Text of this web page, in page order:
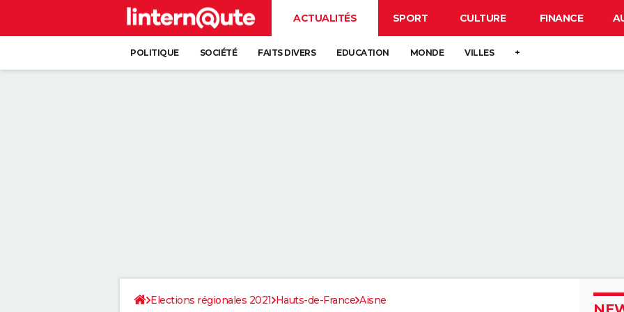
ACTUALITÉS SPORT CULTURE FINANCE
POLITIQUE SOCIÉTÉ FAITS DIVERS EDUCATION MONDE VILLES +
Elections régionales 2021 Hauts-de-France Aisne